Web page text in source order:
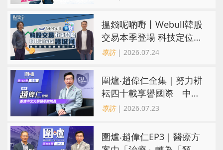
搵錢呢啲嘢丨Webull韓股
交易本季登場 科技定位成
護城河 冀登港互聯網券商
專訪| 2026.07.24
圍爐‧趙偉仁全集｜努力耕
耘四十載享譽國際 中大
醫學院致力醫療創科造福
專訪| 2026.07.23
圍爐‧趙偉仁EP3｜醫療方